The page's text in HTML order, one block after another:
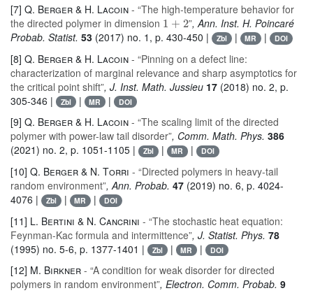
[7] Q. Berger & H. Lacoin - “The high-temperature behavior for
the directed polymer in dimension 1+2 ”, Ann. Inst. H. Poincaré
Probab. Statist. 53 (2017) no. 1, p. 430-450 | Zbl | MR | DOI
[8] Q. Berger & H. Lacoin - “Pinning on a defect line:
characterization of marginal relevance and sharp asymptotics for
the critical point shift”, J. Inst. Math. Jussieu 17 (2018) no. 2, p.
305-346 |
Zbl | MR | DOI
[9] Q. Berger & H. Lacoin - “The scaling limit of the directed
polymer with power-law tail disorder”, Comm. Math. Phys. 386
(2021) no. 2, p. 1051-1105 |
Zbl | MR | DOI
[10] Q. Berger & N. Torri - “Directed polymers in heavy-tail
random environment”, Ann. Probab. 47 (2019) no. 6, p. 4024-
4076 |
Zbl | MR | DOI
[11] L. Bertini & N. Cancrini - “The stochastic heat equation:
Feynman-Kac formula and intermittence”, J. Statist. Phys. 78
(1995) no. 5-6, p. 1377-1401 |
Zbl | MR | DOI
[12] M. Birkner - “A condition for weak disorder for directed
polymers in random environment”, Electron. Comm. Probab. 9